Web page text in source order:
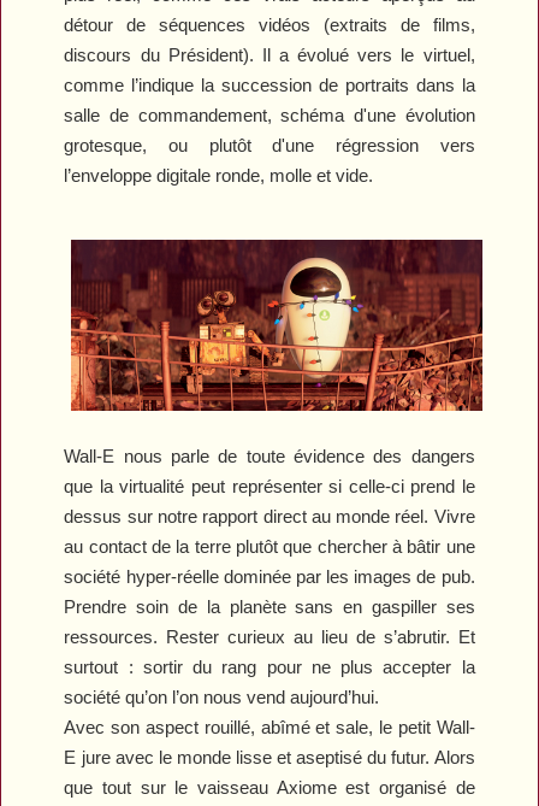
détour de séquences vidéos (extraits de films,
discours du Président). Il a évolué vers le virtuel,
comme l’indique la succession de portraits dans la
salle de commandement, schéma d'une évolution
grotesque, ou plutôt d'une régression vers
l’enveloppe digitale ronde, molle et vide.
Wall-E nous parle de toute évidence des dangers
que la virtualité peut représenter si celle-ci prend le
dessus sur notre rapport direct au monde réel. Vivre
au contact de la terre plutôt que chercher à bâtir une
société hyper-réelle dominée par les images de pub.
Prendre soin de la planète sans en gaspiller ses
ressources. Rester curieux au lieu de s’abrutir. Et
surtout : sortir du rang pour ne plus accepter la
société qu’on l’on nous vend aujourd’hui.
Avec son aspect rouillé, abîmé et sale, le petit Wall-
E jure avec le monde lisse et aseptisé du futur. Alors
que tout sur le vaisseau Axiome est organisé de